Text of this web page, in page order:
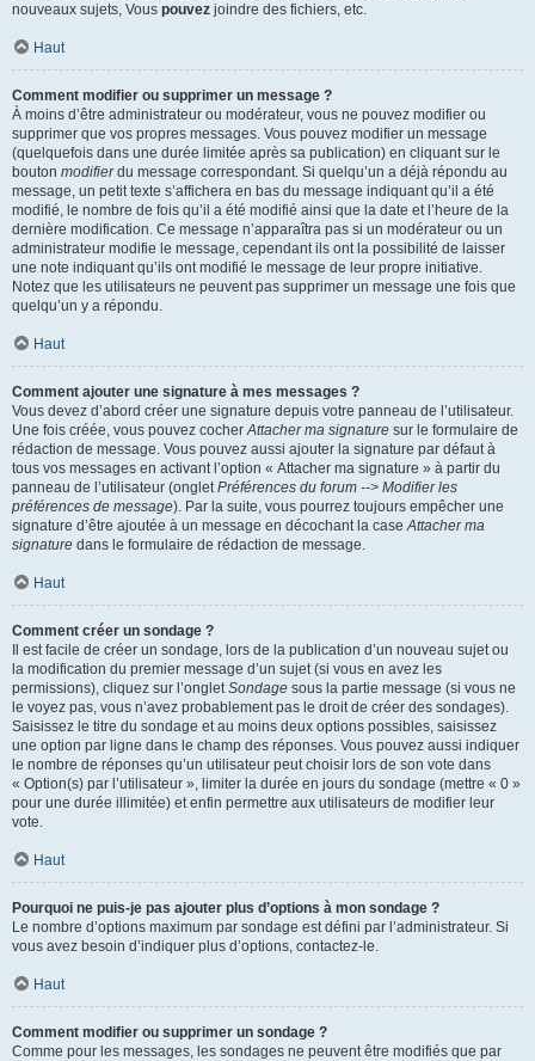
nouveaux sujets, Vous pouvez joindre des fichiers, etc.
Haut
Comment modifier ou supprimer un message ?
À moins d’être administrateur ou modérateur, vous ne pouvez modifier ou
supprimer que vos propres messages. Vous pouvez modifier un message
(quelquefois dans une durée limitée après sa publication) en cliquant sur le
bouton modifierdu message correspondant. Si quelqu’un a déjà répondu au
message, un petit texte s’affichera en bas du message indiquant qu’il a été
modifié, le nombre de fois qu’il a été modifié ainsi que la date et l’heure de la
dernière modification. Ce message n’apparaîtra pas si un modérateur ou un
administrateur modifie le message, cependant ils ont la possibilité de laisser
une note indiquant qu’ils ont modifié le message de leur propre initiative.
Notez que les utilisateurs ne peuvent pas supprimer un message une fois que
quelqu’un y a répondu.
Haut
Comment ajouter une signature à mes messages ?
Vous devez d’abord créer une signature depuis votre panneau de l’utilisateur.
Une fois créée, vous pouvez cocherAttacher ma signature sur le formulaire de
rédaction de message. Vous pouvez aussi ajouter la signature par défaut à
tous vos messages en activant l’option « Attacher ma signature » à partir du
panneau de l’utilisateur (ongletPréférences du forum --> Modifier les
préférences de message). Par la suite, vous pourrez toujours empêcher une
signature d’être ajoutée à un message en décochant la caseAttacher ma
signature dans le formulaire de rédaction de message.
Haut
Comment créer un sondage ?
Il est facile de créer un sondage, lors de la publication d’un nouveau sujet ou
la modification du premier message d’un sujet (si vous en avez les
permissions), cliquez sur l’ongletSondage sous la partie message (si vous ne
le voyez pas, vous n’avez probablement pas le droit de créer des sondages).
Saisissez le titre du sondage et au moins deux options possibles, saisissez
une option par ligne dans le champ des réponses. Vous pouvez aussi indiquer
le nombre de réponses qu’un utilisateur peut choisir lors de son vote dans
« Option(s) par l’utilisateur », limiter la durée en jours du sondage (mettre « 0 »
pour une durée illimitée) et enfin permettre aux utilisateurs de modifier leur
vote.
Haut
Pourquoi ne puis-je pas ajouter plus d’options à mon sondage ?
Le nombre d’options maximum par sondage est défini par l’administrateur. Si
vous avez besoin d’indiquer plus d’options, contactez-le.
Haut
Comment modifier ou supprimer un sondage ?
Comme pour les messages, les sondages ne peuvent être modifiés que par